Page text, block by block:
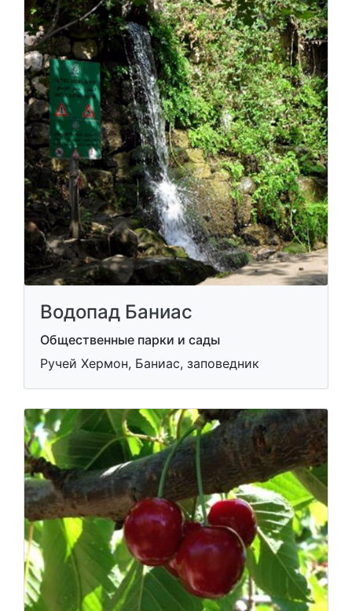
Водопад Баниас
Общественные парки и сады
Ручей Хермон, Баниас, заповедник